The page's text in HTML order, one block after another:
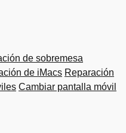
de sobremesa
de iMacs Reparación
Cambiar pantalla móvil